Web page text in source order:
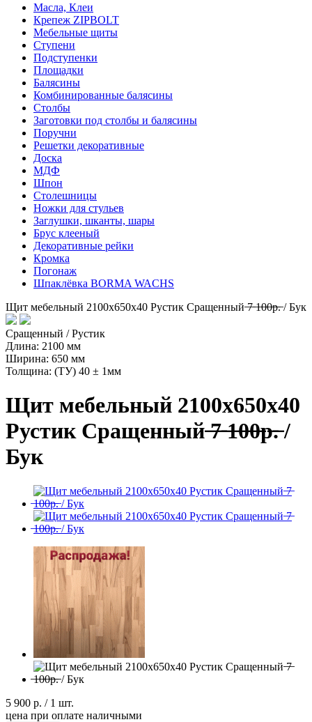
Масла, Клеи
Крепеж ZIPBOLT
Мебельные щиты
Ступени
Подступенки
Площадки
Балясины
Комбинированные балясины
Столбы
Заготовки под столбы и балясины
Поручни
Решетки декоративные
Доска
МДФ
Шпон
Столешницы
Ножки для стульев
Заглушки, шканты, шары
Брус клееный
Декоративные рейки
Кромка
Погонаж
Шпаклёвка BORMA WACHS
Щит мебельный 2100х650х40 Рустик Сращенный ̶7̶ ̶1̶0̶0̶р̶.̶ / Бук
Сращенный / Рустик
Длина: 2100 мм
Ширина: 650 мм
Толщина: (ТУ) 40 ± 1мм
Щит мебельный 2100х650х40
Рустик Сращенный ̶7̶ ̶1̶0̶0̶р̶.̶ /
Бук
5 900 р. / 1 шт.
цена при оплате наличными